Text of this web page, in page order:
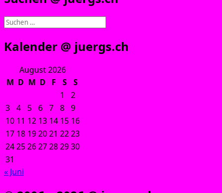
Suchen
Kalender @ juergs.ch
August 2026
M D M D F S
S
1
2
3 4 5 6 7 8 9
10 11 12 13 14 15 16
17 18 192021 2223
24252627282930
31
« Juni